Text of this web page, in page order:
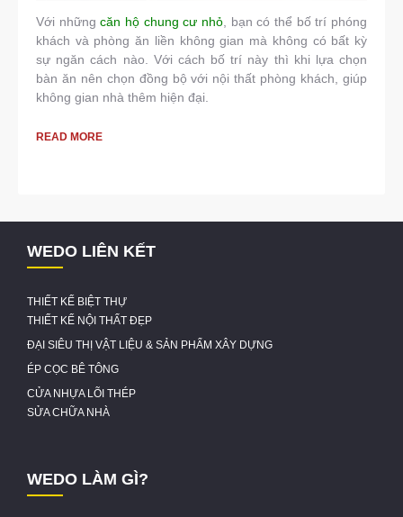
Với nhữngcăn hộ chung cư nhỏ , bạn có thể bố trí phóng
khách và phòng ăn liền không gian mà không có bất kỳ
sự ngăn cách nào. Với cách bố trí này thì khi lựa chọn
bàn ăn nên chọn đồng bộ với nội thất phòng khách, giúp
không gian nhà thêm hiện đại.
READ MORE
WEDO LIÊN KẾT
THIẾT KẾ BIỆT THỰ
THIẾT KẾ NỘI THẤT ĐẸP
ĐẠI SIÊU THỊ VẬT LIỆU & SẢN PHẨM XÂY DỰNG
ÉP CỌC BÊ TÔNG
CỬA NHỰA LÕI THÉP
SỬA CHỮA NHÀ
WEDO LÀM GÌ?